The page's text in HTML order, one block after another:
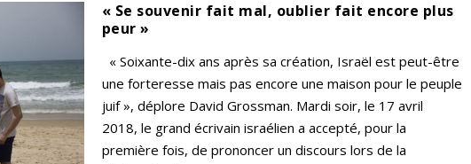
« Se souvenir fait mal, oublier fait encore plus
peur »
« Soixante-dix ans après sa création, Israël est peut-être
une forteresse mais pas encore une maison pour le peuple
juif », déplore David Grossman. Mardi soir, le 17 avril
2018, le grand écrivain israélien a accepté, pour la
première fois, de prononcer un discours lors de la